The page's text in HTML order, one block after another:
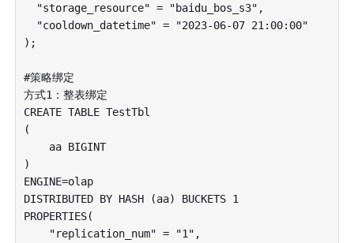
  "storage_resource" = "baidu_bos_s3",
  "cooldown_datetime" = "2023-06-07 21:00:00"
);
#策略绑定
方式1：整表绑定
CREATE TABLE TestTbl
(
    aa BIGINT
)
ENGINE=olap
DISTRIBUTED BY HASH (aa) BUCKETS 1
PROPERTIES(
    "replication_num" = "1",